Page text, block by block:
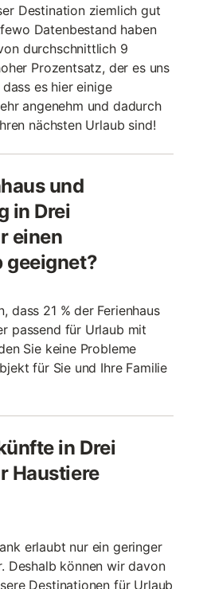
Destination ziemlich gut
Datenbestand haben
durchschnittlich 9
Prozentsatz, der es uns
es hier einige
angenehm und dadurch
nächsten Urlaub sind!
und
in Drei
einen
geeignet?
dass 21 % der Ferienhaus
passend für Urlaub mit
Sie keine Probleme
für Sie und Ihre Familie
in Drei
Haustiere
erlaubt nur ein geringer
Deshalb können wir davon
Destinationen für Urlaub